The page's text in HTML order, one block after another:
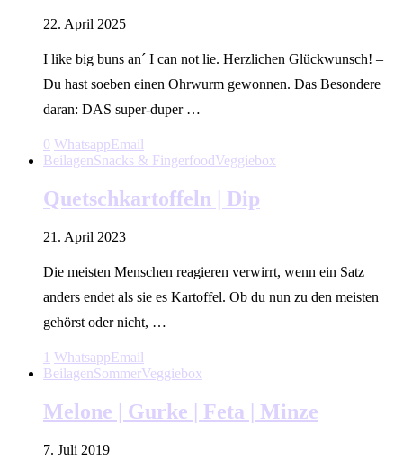
22. April 2025
I like big buns an´ I can not lie. Herzlichen Glückwunsch! –
Du hast soeben einen Ohrwurm gewonnen. Das Besondere
daran: DAS super-duper …
0 WhatsappEmail
BeilagenSnacks & FingerfoodVeggiebox
Quetschkartoffeln | Dip
21. April 2023
Die meisten Menschen reagieren verwirrt, wenn ein Satz
anders endet als sie es Kartoffel. Ob du nun zu den meisten
gehörst oder nicht, …
1 WhatsappEmail
BeilagenSommerVeggiebox
Melone | Gurke | Feta | Minze
7. Juli 2019